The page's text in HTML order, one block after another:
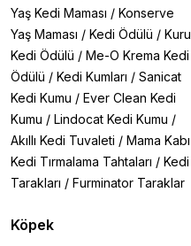
Yaş Kedi Maması / Konserve
Yaş Maması / Kedi Ödülü / Kuru
Kedi Ödülü / Me-O Krema Kedi
Ödülü / Kedi Kumları / Sanicat
Kedi Kumu / Ever Clean Kedi
Kumu / Lindocat Kedi Kumu /
Akıllı Kedi Tuvaleti / Mama Kabı
Kedi Tırmalama Tahtaları / Kedi
Tarakları / Furminator Taraklar
Köpek